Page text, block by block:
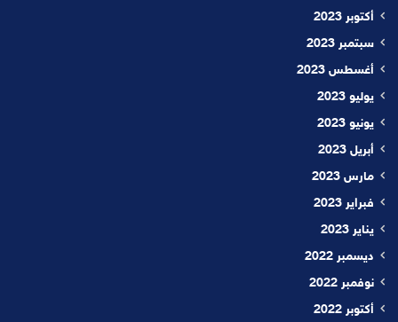
أكتوبر 2023
سبتمبر 2023
أغسطس 2023
يوليو 2023
يونيو 2023
أبريل 2023
مارس 2023
فبراير 2023
يناير 2023
ديسمبر 2022
نوفمبر 2022
أكتوبر 2022